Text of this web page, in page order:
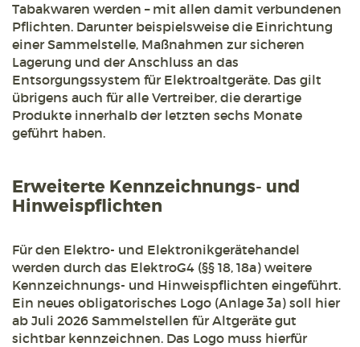
Tabakwaren werden – mit allen damit verbundenen
Pflichten. Darunter beispielsweise die Einrichtung
einer Sammelstelle, Maßnahmen zur sicheren
Lagerung und der Anschluss an das
Entsorgungssystem für Elektroaltgeräte. Das gilt
übrigens auch für alle Vertreiber, die derartige
Produkte innerhalb der letzten sechs Monate
geführt haben.
Erweiterte Kennzeichnungs- und
Hinweispflichten
Für den Elektro- und Elektronikgerätehandel
werden durch das ElektroG4 (§§ 18, 18a) weitere
Kennzeichnungs- und Hinweispflichten eingeführt.
Ein neues obligatorisches Logo (Anlage 3a) soll hier
ab Juli 2026 Sammelstellen für Altgeräte gut
sichtbar kennzeichnen. Das Logo muss hierfür